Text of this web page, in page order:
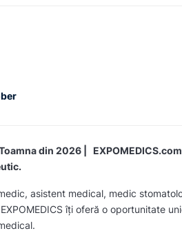
din 2026 |
asistent medical, medic
îți oferă o oportunitate